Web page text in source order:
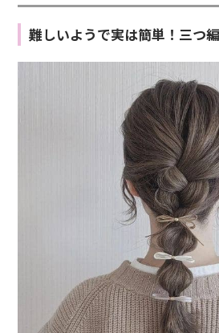
難しいようで実は簡単！三つ